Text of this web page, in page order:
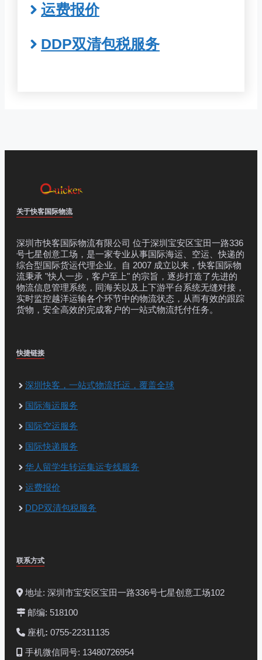
运费报价
DDP双清包税服务
关于快客国际物流
深圳市快客国际物流有限公司 位于深圳宝安区宝田一路336
号七星创意工场，是一家专业从事国际海运、空运、快递的
综合型国际货运代理企业。自 2007 成立以来，快客国际物
流秉承 "快人一步，客户至上" 的宗旨，逐步打造了先进的
物流信息管理系统，同海关以及上下游平台系统无缝对接，
实时监控越洋运输各个环节中的物流状态，从而有效的跟踪
货物，安全高效的完成客户的一站式物流托付任务。
快捷链接
深圳快客，一站式物流托运，覆盖全球
国际海运服务
国际空运服务
国际快递服务
华人留学生转运集运专线服务
运费报价
DDP双清包税服务
联系方式
地址: 深圳市宝安区宝田一路336号七星创意工场102
邮编: 518100
座机: 0755-22311135
手机微信同号: 13480726954